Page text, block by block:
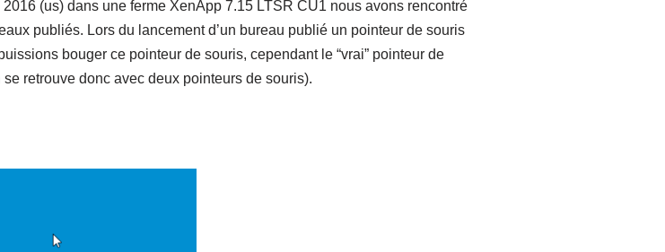
(us) dans une ferme XenApp 7.15 LTSR CU1 nous avons rencontré
publiés. Lors du lancement d’un bureau publié un pointeur de souris
bouger ce pointeur de souris, cependant le “vrai” pointeur de
retrouve donc avec deux pointeurs de souris).